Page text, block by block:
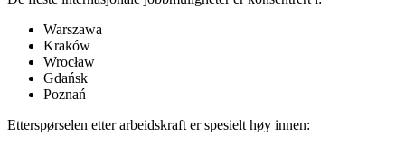
Warszawa
Kraków
Wrocław
Gdańsk
Poznań
Etterspørselen etter arbeidskraft er spesielt høy innen: